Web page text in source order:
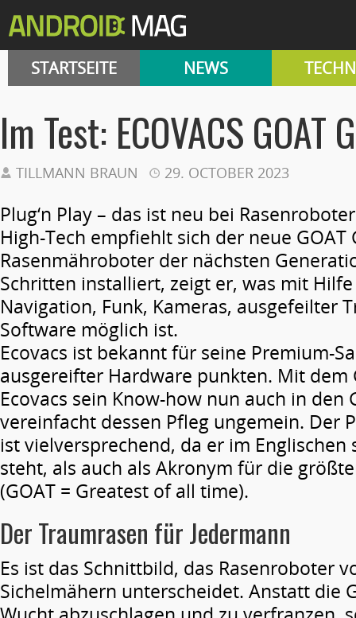
STARTSEITE NEWS
Im Test: ECOVACS GOAT
TILLMANN BRAUN 29. OCTOBER 2023
Plug‘n Play – das ist neu bei
High-Tech empfiehlt sich der neue GOAT
Rasenmähroboter der nächsten
Schritten installiert, zeigt er, was mit
Navigation, Funk, Kameras, ausgefeilter
Software möglich ist.
Ecovacs ist bekannt für seine Premium-
ausgereifter Hardware punkten. Mit dem
Ecovacs sein Know-how nun auch in den
vereinfacht dessen Pfleg ungemein. Der
ist vielversprechend, da er im
steht, als auch als Akronym für die
(GOAT = Greatest of all time).
Der Traumrasen für Jedermann
Es ist das Schnittbild, das Rasenroboter
Sichelmähern unterscheidet. Anstatt die